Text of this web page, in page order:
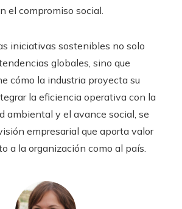
el compromiso social.
iniciativas sostenibles no solo
globales, sino que
cómo la industria proyecta su
la eficiencia operativa con la
ambiental y el avance social, se
empresarial que aporta valor
a la organización como al país.